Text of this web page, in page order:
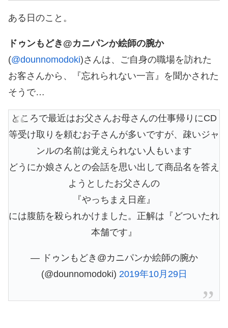
ある日のこと。
ドゥンもどき@カニパンか絵師の腕か
(@dounnomodoki)さんは、ご自身の職場を訪れた
お客さんから、『忘れられない一言』を聞かされた
そうで…
ところで最近はお父さんお母さんの仕事帰りにCD
等受け取りを頼むお子さんが多いですが、疎いジャ
ンルの名前は覚えられない人もいます
どうにか娘さんとの会話を思い出して商品名を答え
ようとしたお父さんの
『やっちまえ日産』
には腹筋を殺られかけました。正解は『どついたれ
本舗です』
— ドゥンもどき@カニパンか絵師の腕か
(@dounnomodoki) 2019年10月29日